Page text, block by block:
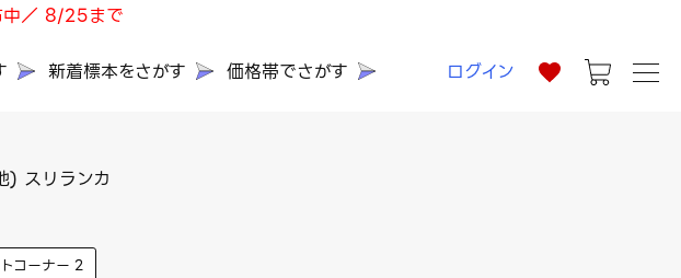
中／ 8/25まで
新着標本をさがす 価格帯でさがす ログイン
) スリランカ
コーナー 2